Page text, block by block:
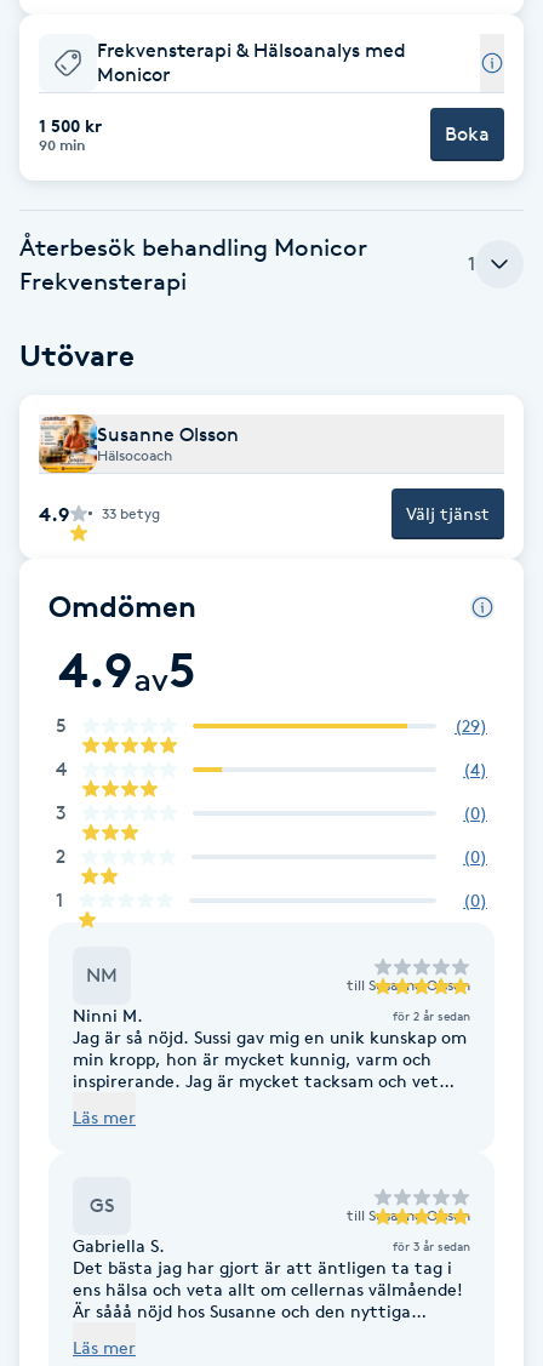
Babylights
Bambumassage
Barber
Blowout
Bottenfärg
Brynfärgning
Brynplockning
Bröllopsuppsättning
Celluliter
Color correction
Cryoterapi
Dermapen
Diamantslipning
Frekvensterapi & Hälsoanalys med
Monicor
1 500 kr
90 min Boka
Återbesök behandling Monicor
Frekvensterapi
1
Utövare
Susanne Olsson
Hälsocoach
4.9 33 betyg Välj tjänst
Omdömen
4.9av5
5 (29)
4 (4)
3 (0)
2 (0)
1 (0)
NM till Susanne Olsson
Ninni M. för 2 år sedan
Jag är så nöjd. Sussi gav mig en unik kunskap om
min kropp, hon är mycket kunnig, varm och
inspirerande. Jag är mycket tacksam och vet
Läs mer
GS till Susanne Olsson
Gabriella S. för 3 år sedan
Det bästa jag har gjort är att äntligen ta tag i
ens hälsa och veta allt om cellernas välmående!
Är sååå nöjd hos Susanne och den nyttiga
att testa syltet och äntligen få rätt vägledning
Läs mer